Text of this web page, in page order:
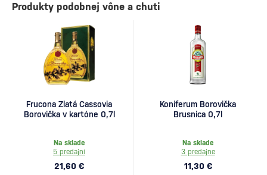
Produkty podobnej vône a chuti
Frucona Zlatá Cassovia
Borovička v kartóne 0,7l
Na sklade
5 predajní
21,60 €
Koniferum Borovička
Brusnica 0,7l
Na sklade
3 predajne
11,30 €